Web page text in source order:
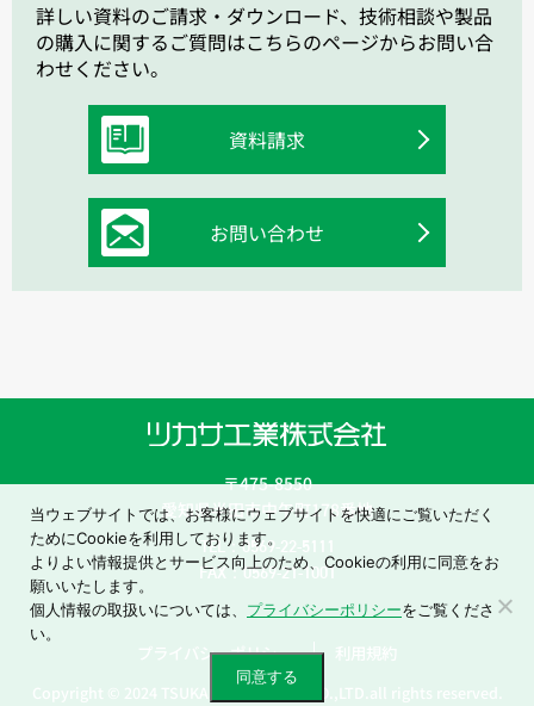
詳しい資料のご請求・ダウンロード、技術相談や製品
の購入に関するご質問はこちらのページからお問い合
わせください。
資料請求
お問い合わせ
当ウェブサイトでは、お客様にウェブサイトを快適にご覧いただく
ためにCookieを利用しております。
よりよい情報提供とサービス向上のため、Cookieの利用に同意をお
願いいたします。
個人情報の取扱いについては、 プライバシーポリシーをご覧くださ
い。
同意する
〒475-8550
愛知県半田市中午町178番地
TEL：0569-22-5111
FAX：0569-21-1001
プライバシーポリシー 利用規約
Copyright © 2024 TSUKASA INDUSTRY CO.,LTD.all rights reserved.